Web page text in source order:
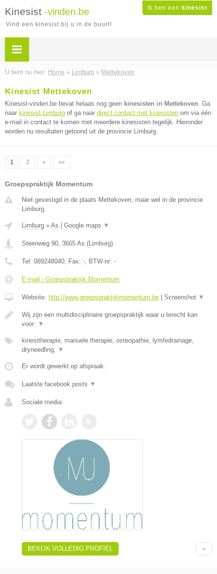
Ik ben een kinesist
Kinesist -vinden.be
Vind een kinesist bij u in de buurt!
U bent nu hier: Home » Limburg » Mettekoven
Kinesist Mettekoven
Kinesist-vinden.be bevat helaas nog geen kinesisten in Mettekoven. Ga
naar kinesist Limburg of ga naar direct contact met kinesisten om via één
e-mail in contact te komen met meerdere kinesisten tegelijk. Hieronder
worden nu resultaten getoond uit de provincie Limburg.
1 2 » »»
Groepspraktijk Momentum
Niet gevestigd in de plaats Mettekoven, maar wel in de provincie
Limburg.
Limburg » As Google maps ▼
Steenweg 90, 3665 As (Limburg)
Tel: 089248040, Fax: -, BTW-nr: -
E-mail › Groepspraktijk Momentum
Website: http://www.groepspraktijkmomentum.be Screenshot ▼
Wij zijn een multidisciplinaire groepspraktijk waar u terecht kan
voor: ▼
kinesitherapie, manuele therapie, osteopathie, lymfedrainage,
dryneedling, ▼
Er wordt gewerkt op afspraak.
Laatste facebook posts ▼
Sociale media:
BEKIJK VOLLEDIG PROFIEL